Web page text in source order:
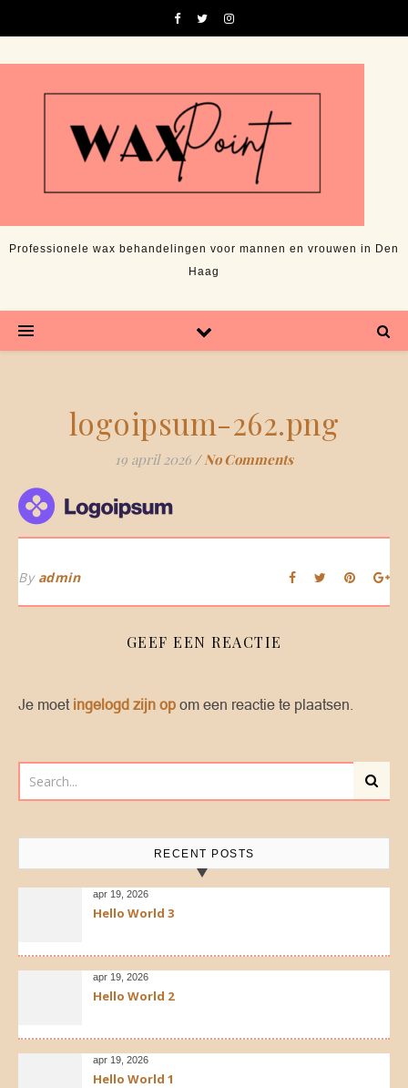
Professionele wax behandelingen voor mannen en vrouwen in Den
Haag
logoipsum-262.png
19 april 2026 / No Comments
By admin
GEEF EEN REACTIE
Je moet ingelogd zijn op om een reactie te plaatsen.
RECENT POSTS
apr 19, 2026
Hello World 3
apr 19, 2026
Hello World 2
apr 19, 2026
Hello World 1